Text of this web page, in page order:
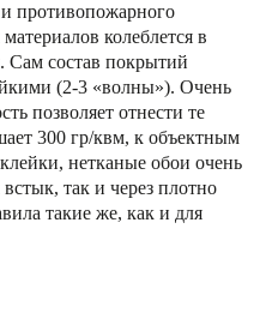
и противопожарного
колеблется в
Сам состав покрытий
(2-3 «волны»). Очень
позволяет отнести те
300 гр/квм, к объектным
нетканые обои очень
так и через плотно
такие же, как и для